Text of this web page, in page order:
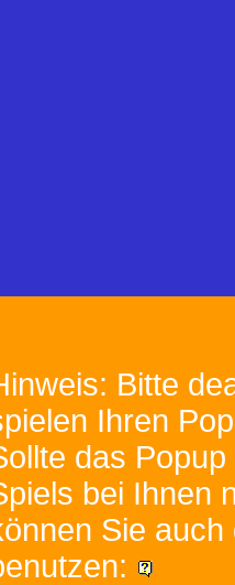
Bitte
Ihren
das
bei Ihnen
Sie